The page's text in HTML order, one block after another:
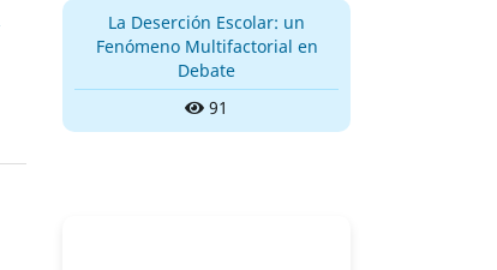
La Deserción Escolar: un
Fenómeno Multifactorial en
Debate
91